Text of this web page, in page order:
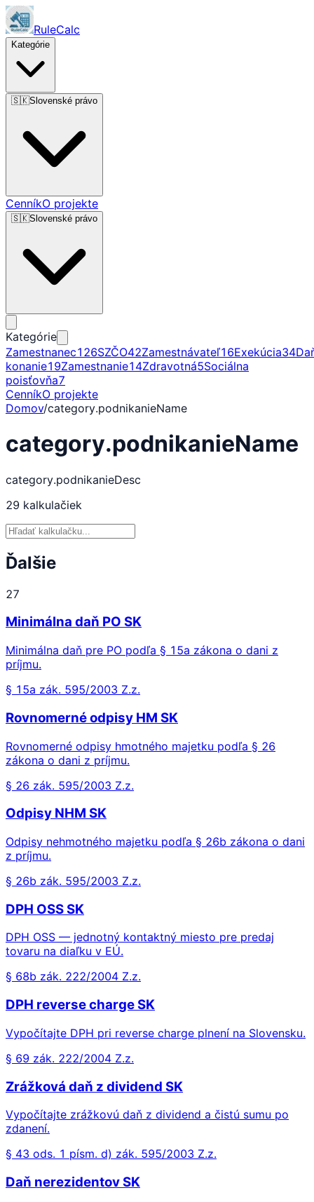
RuleCalc
Kategórie
🇸🇰Slovenské právo
CenníkO projekte
🇸🇰Slovenské právo
Kategórie
Zamestnanec126SZČO42Zamestnávateľ16Exekúcia34
konanie19Zamestnanie14Zdravotná5Sociálna
poisťovňa7
CenníkO projekte
Domov/category.podnikanieName
category.podnikanieName
category.podnikanieDesc
29 kalkulačiek
Ďalšie
27
Minimálna daň PO SK
Minimálna daň pre PO podľa § 15a zákona o dani z
príjmu.
§ 15a zák. 595/2003 Z.z.
Rovnomerné odpisy HM SK
Rovnomerné odpisy hmotného majetku podľa § 26
zákona o dani z príjmu.
§ 26 zák. 595/2003 Z.z.
Odpisy NHM SK
Odpisy nehmotného majetku podľa § 26b zákona o dani
z príjmu.
§ 26b zák. 595/2003 Z.z.
DPH OSS SK
DPH OSS — jednotný kontaktný miesto pre predaj
tovaru na diaľku v EÚ.
§ 68b zák. 222/2004 Z.z.
DPH reverse charge SK
Vypočítajte DPH pri reverse charge plnení na Slovensku.
§ 69 zák. 222/2004 Z.z.
Zrážková daň z dividend SK
Vypočítajte zrážkovú daň z dividend a čistú sumu po
zdanení.
§ 43 ods. 1 písm. d) zák. 595/2003 Z.z.
Daň nerezidentov SK